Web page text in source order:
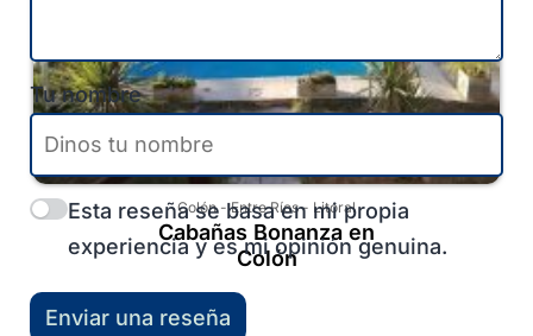
Colón-Entre Ríos- Litoral
Cabañas Bonanza en
Colón
Tu nombre
Esta reseña se basa en mi propia
experiencia y es mi opinión genuina.
Enviar una reseña